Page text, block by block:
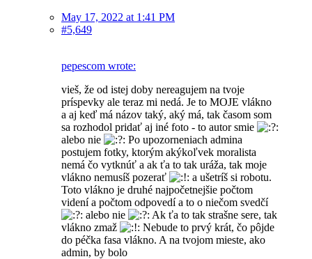
May 17, 2022 at 1:41 PM
#5,649
pepescom wrote:
vieš, že od istej doby nereagujem na tvoje
príspevky ale teraz mi nedá. Je to MOJE vlákno
a aj keď má názov taký, aký má, tak časom som
sa rozhodol pridať aj iné foto - to autor smie
alebo nie
Po upozorneniach admina
postujem fotky, ktorým akýkoľvek moralista
nemá čo vytknúť a ak ťa to tak uráža, tak moje
vlákno nemusíš pozerať
a ušetríš si robotu.
Toto vlákno je druhé najpočetnejšie počtom
videní a počtom odpovedí a to o niečom svedčí
alebo nie
Ak ťa to tak strašne sere, tak
vlákno zmaž
Nebude to prvý krát, čo pôjde
do péčka fasa vlákno. A na tvojom mieste, ako
admin, by bolo